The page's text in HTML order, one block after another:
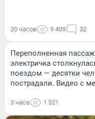
20 часов 9 409 32
Переполненная
электричка
поездом — десятки
пострадали. Видео с
3 часа 1 321